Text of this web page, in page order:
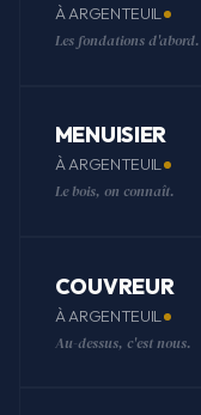
À ARGENTEUIL
Les fondations d'abord.
MENUISIER
À ARGENTEUIL
Le bois, on connaît.
COUVREUR
À ARGENTEUIL
Au-dessus, c'est nous.